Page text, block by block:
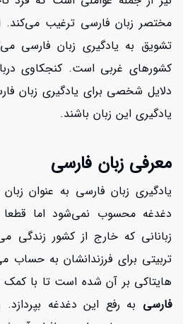
مختصر زبان فارسی ترغیب می‌کند.
تشویق به یادگیری زبان فارسی
کشورهای غربی است. کنجکاوی
دلایل شخصی برای یادگیری زبان
یادگیری این زبان باشند.
معرفی زبان فارسی
یادگیری زبان فارسی به عنوان
دغدغه محسوب نمی‌شود اما قطعا
زبانانی که خارج از کشور زندگی
تربیتی برای فرزندانشان به حساب
هایتاکی بر آن شده است تا با کمک
فارسی به رفع این دغدغه